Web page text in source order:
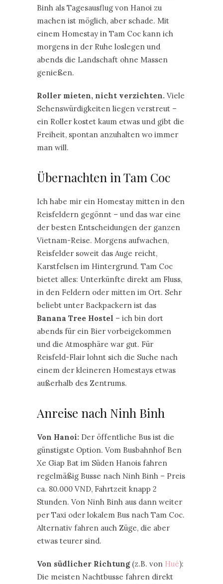
Binh als Tagesausflug von Hanoi zu
machen ist möglich, aber schade. Mit
einem Homestay in Tam Coc kann ich
morgens in der Ruhe loslegen und
abends die Landschaft ohne Massen
genießen.
Roller mieten, nicht verzichten. Viele
Sehenswürdigkeiten liegen verstreut –
ein Roller kostet kaum etwas und gibt die
Freiheit, spontan anzuhalten wo immer
man will.
Übernachten in Tam Coc
Ich habe mir ein Homestay mitten in den
Reisfeldern gegönnt – und das war eine
der besten Entscheidungen der ganzen
Vietnam-Reise. Morgens aufwachen,
Reisfelder soweit das Auge reicht,
Karstfelsen im Hintergrund. Tam Coc
bietet alles: Unterkünfte direkt am Fluss,
in den Feldern oder mitten im Ort. Sehr
beliebt unter Backpackern ist das
Banana Tree Hostel – ich bin dort
abends für ein Bier vorbeigekommen
und die Atmosphäre war gut. Für
Reisfeld-Flair lohnt sich die Suche nach
einem der kleineren Homestays etwas
außerhalb des Zentrums.
Anreise nach Ninh Binh
Von Hanoi: Der öffentliche Bus ist die
günstigste Option. Vom Busbahnhof Ben
Xe Giap Bat im Süden Hanois fahren
regelmäßig Busse nach Ninh Binh – Preis
ca. 80.000 VND, Fahrtzeit knapp 2
Stunden. Von Ninh Binh aus dann weiter
per Taxi oder lokalem Bus nach Tam Coc.
Alternativ fahren auch Züge, die aber
etwas teurer sind.
Von südlicher Richtung(z.B. von Hué):
Die meisten Nachtbusse fahren direkt